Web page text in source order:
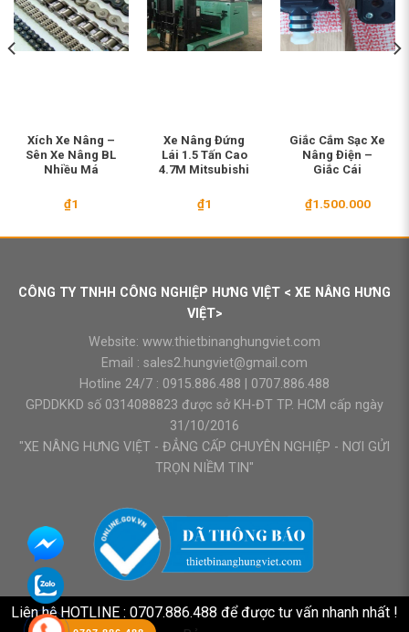
Xích Xe Nâng –
Sên Xe Nâng BL
Nhiều Má
₫1
Xe Nâng Đứng
Lái 1.5 Tấn Cao
4.7M Mitsubishi
₫1
Giắc Cắm Sạc Xe
Nâng Điện –
Giắc Cái
₫1.500.000
CÔNG TY TNHH CÔNG NGHIỆP HƯNG VIỆT < XE NÂNG HƯNG
VIỆT>
Website: www.thietbinanghungviet.com
Email : sales2.hungviet@gmail.com
Hotline 24/7 : 0915.886.488
0707.886.488
GPDDKKD số 0314088823 được sở KH-ĐT TP. HCM cấp ngày
31/10/2016
"XE NÂNG HƯNG VIỆT - ĐẲNG CẤP CHUYÊN NGHIỆP - NƠI GỬI
TRỌN NIỀM TIN"
Liên hệ HOTLINE : 0707.886.488 để được tư vấn nhanh nhất !